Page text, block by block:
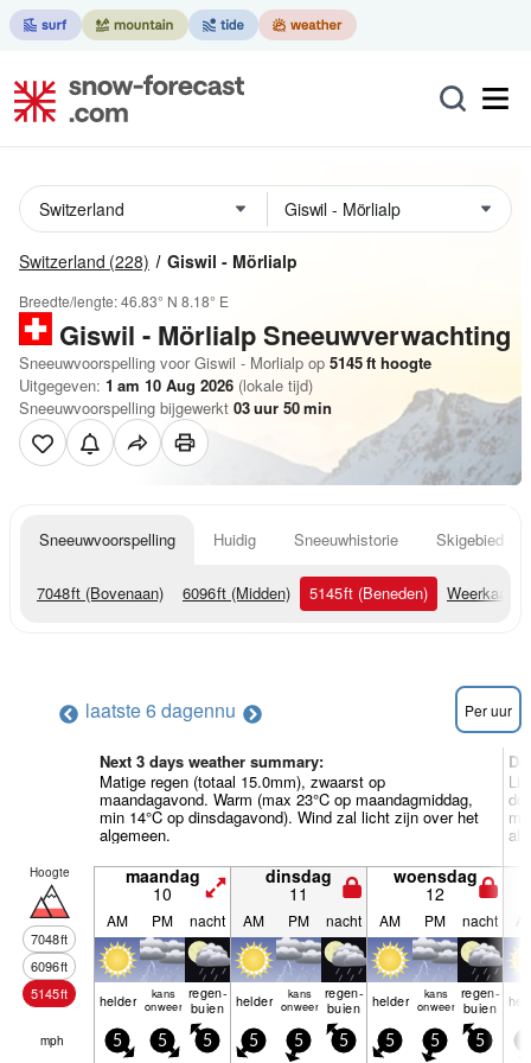
Switzerland (228) Giswil - Mörlialp
Breedte/lengte:46.83° N 8.18° E
Giswil - MörlialpSneeuwverwachting
Sneeuwvoorspelling voor Giswil - Morlialp op 5145ft hoogte
Uitgegeven: 1 am 10 Aug 2026 (lokale tijd)
Sneeuwvoorspelling bijgewerkt 03uur 50min
Sneeuwvoorspelling Huidig Sneeuwhistorie Skigebied
7048ft (Bovenaan) 6096ft (Midden) 5145ft (Beneden)
laatste 6 dagennu Per uur
Next 3 days weather summary:
Matige regen (totaal 15.0mm), zwaarst op
maandagavond. Warm (max 23°C op maandagmiddag,
min 14°C op dinsdagavond). Wind zal licht zijn over het
algemeen.
Hoogte
7048ft
6096ft
5145ft
maandag
10
dinsdag
11
woensdag
12
AM PM nacht AM PM nacht AM PM nacht
helder kans
onweer
regen­
buien helder kans
onweer
regen­
buien helder kans
onweer
regen­
buien
mph 5 5 5 5 5 5 5 5 5